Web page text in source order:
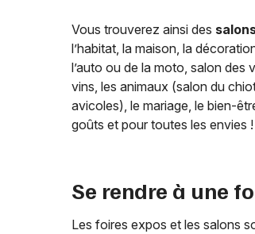
Vous trouverez ainsi des
l’habitat, la maison, la
l’auto ou de la moto, salon des
vins, les animaux (salon du
avicoles), le mariage, le bien-
goûts et pour toutes les envies !
Se rendre à une
Les foires expos et les salons